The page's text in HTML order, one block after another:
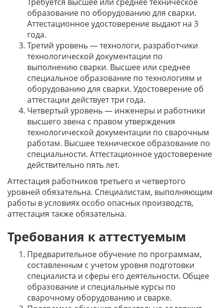
образование по оборудованию для сварки.
Аттестационное удостоверение выдают на 3
года.
Третий уровень — технологи, разработчики
технологической документации по
выполнению сварки. Высшее или среднее
специальное образование по технологиям и
оборудованию для сварки. Удостоверение об
аттестации действует три года.
Четвертый уровень — инженеры и работники
высшего звена с правом утверждения
технологической документации по сварочным
работам. Высшее техническое образование по
специальности. Аттестационное удостоверение
действительно пять лет.
Аттестация работников третьего и четвертого
уровней обязательна. Специалистам, выполняющим
работы в условиях особо опасных производств,
аттестация также обязательна.
Требования к аттестуемым
Предварительное обучение по программам,
составленным с учетом уровня подготовки
специалиста и сферы его деятельности. Общее
образование и специальные курсы по
сварочному оборудованию и сварке.